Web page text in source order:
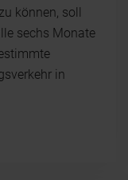
können, soll
sechs Monate
in